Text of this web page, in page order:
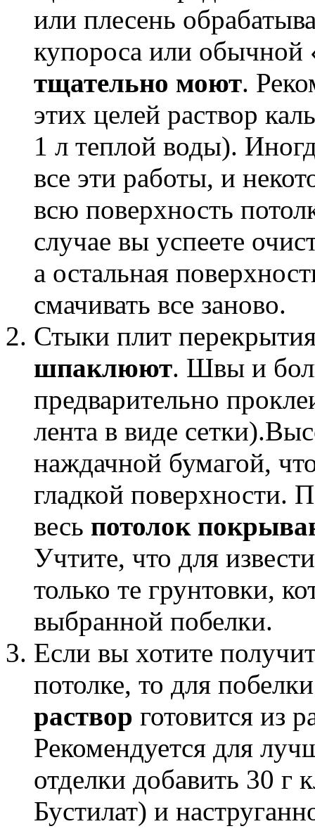
или плесень
купороса или обычной
тщательно моют.
этих целей раствор
1 л теплой воды).
все эти работы, и
всю поверхность
случае вы успеете
а остальная
смачивать все заново.
Стыки плит
шпаклюют. Швы и
предварительно
лента в виде
наждачной бумагой,
гладкой поверхности.
весь потолок
Учтите, что для
только те грунтовки,
выбранной побелки.
Если вы хотите
потолке, то для
раствор готовится из
Рекомендуется для
отделки добавить 30
Бустилат) и